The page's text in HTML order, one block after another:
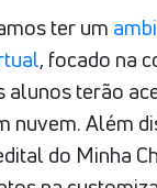
ter um
, focado na
alunos terão
nuvem. Além
do Minha